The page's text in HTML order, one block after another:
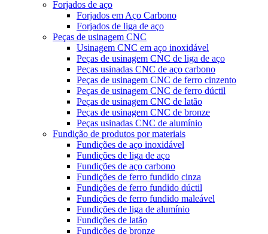
Forjados de aço
Forjados em Aço Carbono
Forjados de liga de aço
Peças de usinagem CNC
Usinagem CNC em aço inoxidável
Peças de usinagem CNC de liga de aço
Peças usinadas CNC de aço carbono
Peças de usinagem CNC de ferro cinzento
Peças de usinagem CNC de ferro dúctil
Peças de usinagem CNC de latão
Peças de usinagem CNC de bronze
Peças usinadas CNC de alumínio
Fundição de produtos por materiais
Fundições de aço inoxidável
Fundições de liga de aço
Fundições de aço carbono
Fundições de ferro fundido cinza
Fundições de ferro fundido dúctil
Fundições de ferro fundido maleável
Fundições de liga de alumínio
Fundições de latão
Fundições de bronze